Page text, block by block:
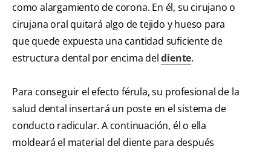
como alargamiento de corona. En él, su cirujano o
cirujana oral quitará algo de tejido y hueso para
que quede expuesta una cantidad suficiente de
estructura dental por encima deldiente.
Para conseguir el efecto férula, su profesional de la
salud dental insertará un poste en el sistema de
conducto radicular. A continuación, él o ella
moldeará el material del diente para después